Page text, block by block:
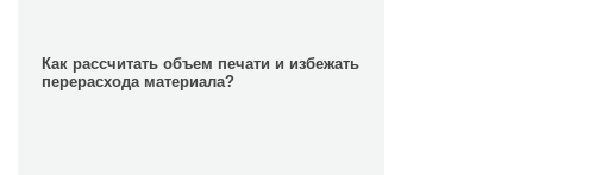
Как рассчитать объем печати и избежать
перерасхода материала?